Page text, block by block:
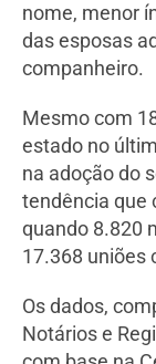
nome, menor
das esposas
companheiro.
Mesmo com
estado no
na adoção do
tendência que
quando 8.820
17.368 uniões
Os dados,
Notários e